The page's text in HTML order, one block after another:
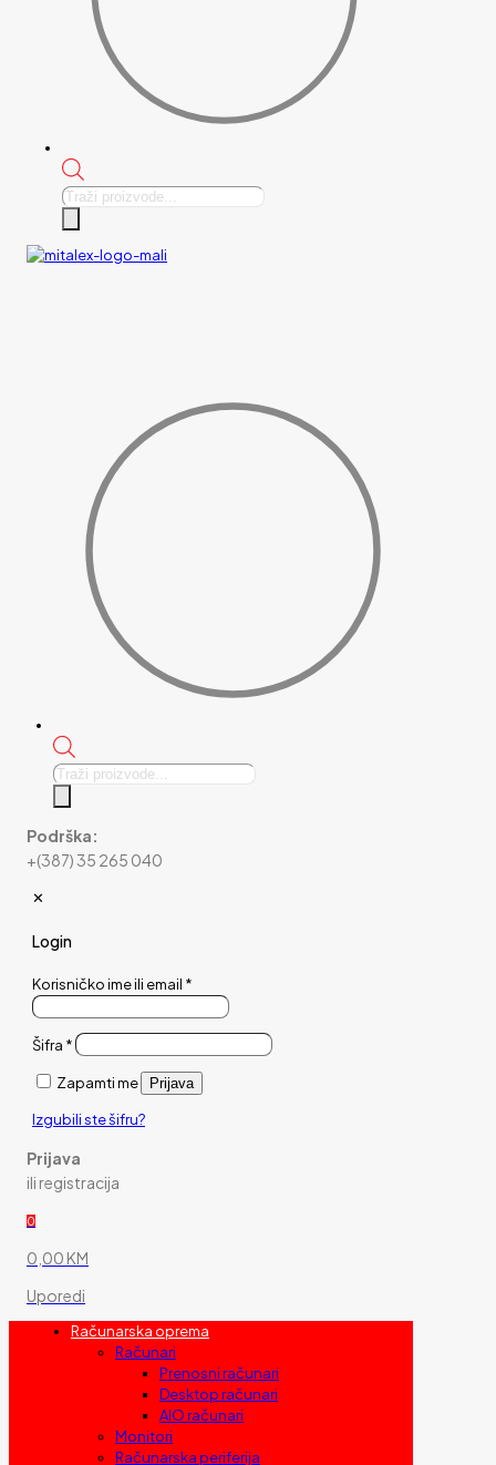
Products
Products
Podrška:
+(387) 35 265 040
✕
Login
Korisničko ime ili email *
Šifra *
Zapamti me Prijava
Izgubili ste šifru?
Prijava
ili registracija
0
0,00 KM
Uporedi
Računarska oprema
Računari
Prenosni računari
Desktop računari
AIO računari
Monitori
Računarska periferija